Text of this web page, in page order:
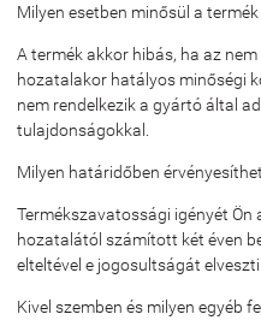
Milyen esetben minősül a
A termék akkor hibás, ha az
hozatalakor hatályos minőségi
nem rendelkezik a gyártó által
tulajdonságokkal.
Milyen határidőben
Termékszavatossági igényét
hozatalától számított két éven
elteltével e jogosultságát elveszti.
Kivel szemben és milyen egyéb